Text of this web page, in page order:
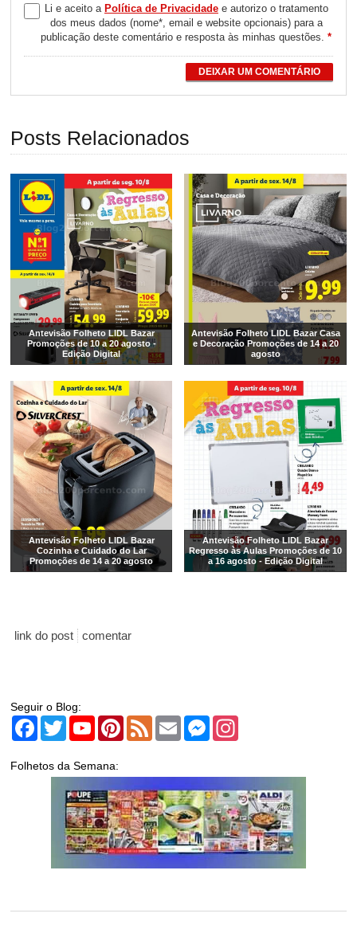
Li e aceito a Política de Privacidadee autorizo o tratamento
dos meus dados (nome*, email e website opcionais) para a
publicação deste comentário e resposta às minhas questões.*
DEIXAR UM COMENTÁRIO
Posts Relacionados
Antevisão Folheto LIDL Bazar
Promoções de 10 a 20 agosto -
Edição Digital
Antevisão Folheto LIDL Bazar Casa
e Decoração Promoções de 14 a 20
agosto
Antevisão Folheto LIDL Bazar
Cozinha e Cuidado do Lar
Promoções de 14 a 20 agosto
Antevisão Folheto LIDL Bazar
Regresso às Aulas Promoções de 10
a 16 agosto - Edição Digital
link do post comentar
Seguir o Blog:
Facebook
TwitterYouTubePinterest
Feed Email Messenger
Folhetos da Semana: